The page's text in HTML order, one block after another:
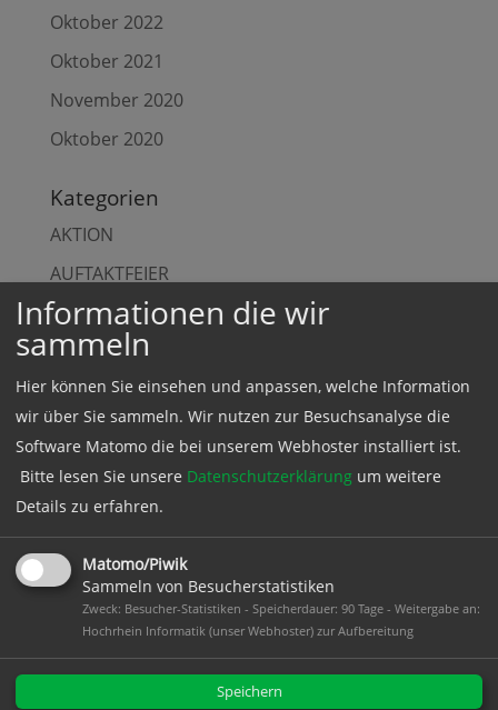
Oktober 2022
Oktober 2021
November 2020
Oktober 2020
Kategorien
AKTION
AUFTAKTFEIER
AUFTAKTVERANSTALTUNG
AUSZEIT
BESICHTIGUNG
DIALOG
FACHVORTRAG
FILM
FILMABEND
FLOHMARKT
FRAUENFRÜHSTÜCK
FRAUENWIRTSCHAFTSTAG
Informationen die wir
sammeln
Hier können Sie einsehen und anpassen, welche Information
wir über Sie sammeln. Wir nutzen zur Besuchsanalyse die
Software Matomo die bei unserem Webhoster installiert ist.
Bitte lesen Sie unsere Datenschutzerklärung um weitere
Details zu erfahren.
Matomo/Piwik
Sammeln von Besucherstatistiken
Zweck: Besucher-Statistiken - Speicherdauer: 90 Tage - Weitergabe an:
Hochrhein Informatik (unser Webhoster) zur Aufbereitung
Speichern